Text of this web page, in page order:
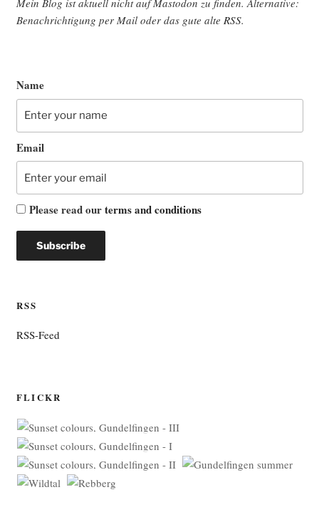
Benach­rich­ti­gung per Mail oder das gute alte RSS.
Name
Email
Please read ourterms and conditions
RSS
RSS-Feed
FLICKR